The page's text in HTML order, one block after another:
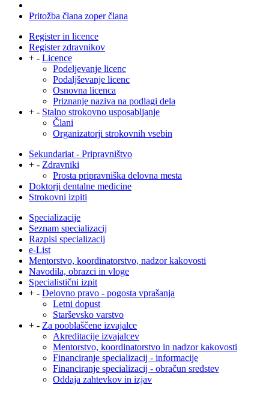
Pritožba člana zoper člana
Register in licence
Register zdravnikov
+ - Licence
Podeljevanje licenc
Podaljševanje licenc
Osnovna licenca
Priznanje naziva na podlagi dela
+ - Stalno strokovno usposabljanje
Člani
Organizatorji strokovnih vsebin
Sekundariat - Pripravništvo
+ - Zdravniki
Prosta pripravniška delovna mesta
Doktorji dentalne medicine
Strokovni izpiti
Specializacije
Seznam specializacij
Razpisi specializacij
e-List
Mentorstvo, koordinatorstvo, nadzor kakovosti
Navodila, obrazci in vloge
Specialistični izpit
+ - Delovno pravo - pogosta vprašanja
Letni dopust
Starševsko varstvo
+ - Za pooblaščene izvajalce
Akreditacije izvajalcev
Mentorstvo, koordinatorstvo in nadzor kakovosti
Financiranje specializacij - informacije
Financiranje specializacij - obračun sredstev
Oddaja zahtevkov in izjav